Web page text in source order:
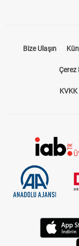
Bize Ulaşın
Çerez